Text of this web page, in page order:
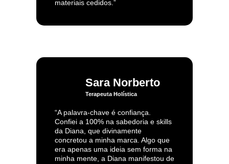
materiais cedidos.”
Sara Norberto
Terapeuta Holística
“A palavra-chave é confiança.
Confiei a 100% na sabedoria e skills
da Diana, que divinamente
concretou a minha marca. Algo que
era apenas uma ideia sem forma na
minha mente, a Diana manifestou de